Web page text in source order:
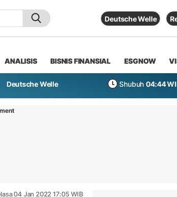
Deutsche Welle
ANALISIS BISNIS FINANSIAL ESGNOW
Deutsche Welle Shubuh 04:44
04 Jan 2022 17:05 WIB